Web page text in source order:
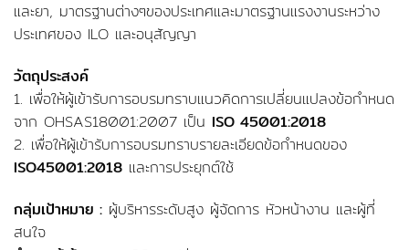
และยา, มาตรฐานต่างๆของประเทศและมาตรฐานแรงงานระหว่าง
ประเทศของ ILO และอนุสัญญา
วัตถุประสงค์
1. เพื่อให้ผู้เข้ารับการอบรมทราบแนวคิดการเปลี่ยนแปลงข้อกำหนด
จาก OHSAS18001:2007 เป็น ISO 45001:2018
2. เพื่อให้ผู้เข้ารับการอบรมทราบรายละเอียดข้อกำหนดของ
ISO45001:2018 และการประยุกต์ใช้
กลุ่มเป้าหมาย : ผู้บริหารระดับสูง ผู้จัดการ หัวหน้างาน และผู้ที่
สนใจ